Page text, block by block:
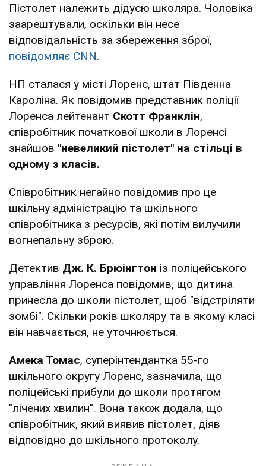
Пістолет належить дідусю школяра. Чоловіка
заарештували, оскільки він несе
відповідальність за збереження зброї,
повідомляє CNN.
НП сталася у місті Лоренс, штат Південна
Кароліна. Як повідомив представник поліції
Лоренса лейтенант Скотт Франклін,
співробітник початкової школи в Лоренсі
знайшов "невеликий пістолет" на стільці в
одному з класів.
Співробітник негайно повідомив про це
шкільну адміністрацію та шкільного
співробітника з ресурсів, які потім вилучили
вогнепальну зброю.
Детектив Дж. К. Брюінгтон із поліцейського
управління Лоренса повідомив, що дитина
принесла до школи пістолет, щоб "відстріляти
зомбі". Скільки років школяру та в якому класі
він навчається, не уточнюється.
Амека Томас, суперінтендантка 55-го
шкільного округу Лоренс, зазначила, що
поліцейські прибули до школи протягом
"лічених хвилин". Вона також додала, що
співробітник, який виявив пістолет, діяв
відповідно до шкільного протоколу.